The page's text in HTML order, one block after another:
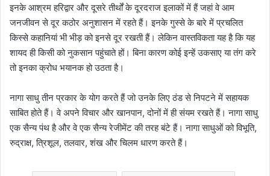
इनके आश्रम हरिद्वार और दूसरे तीर्थों के दूरदराज इलाकों में हैं जहां वे आम
जनजीवन से दूर कठोर अनुशासन में रहते हैं। इनके गुस्से के बारे में प्रचलित
किस्से कहानियां भी भीड़ को इनसे दूर रखती हैं। लेकिन वास्तविकता यह है कि यह
शायद ही किसी को नुकसान पहुंचाते हों। बिना कारण कोई इन्हें उकसाए या तंग करे
तो इनका क्रोध भयानक हो उठता है।
नागा साधु तीन प्रकार के योग करते हैं जो उनके लिए ठंड से निपटने में सहायक
साबित होते हैं। वे अपने विचार और खानपान, दोनों में ही संयम रखते हैं। नागा साधु
एक सैन्य पंथ है और वे एक सैन्य रेजीमेंट की तरह बंटे हैं। नागा साधुओं को विभूति,
रुद्राक्ष, त्रिशूल, तलवार, शंख और चिलम धारण करते हैं।